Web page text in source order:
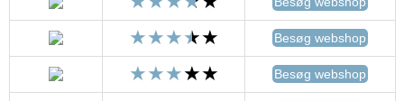
Besøg webshop
Besøg webshop